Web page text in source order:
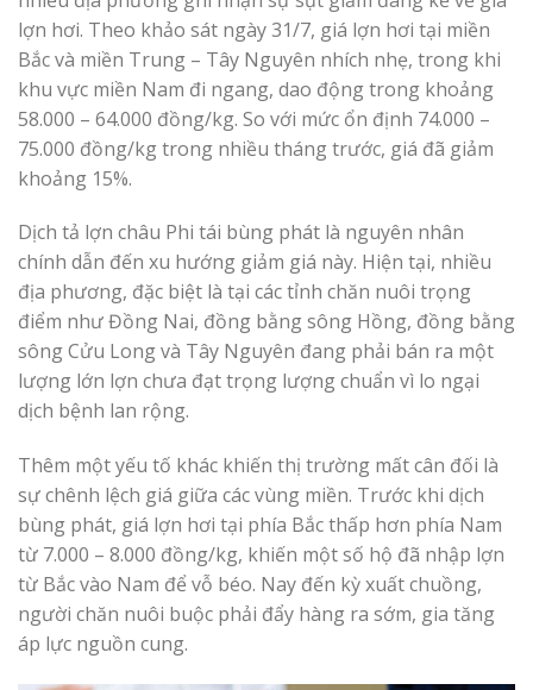
lợn hơi. Theo khảo sát ngày 31/7, giá lợn hơi tại miền
Bắc và miền Trung – Tây Nguyên nhích nhẹ, trong khi
khu vực miền Nam đi ngang, dao động trong khoảng
58.000 – 64.000 đồng/kg. So với mức ổn định 74.000 –
75.000 đồng/kg trong nhiều tháng trước, giá đã giảm
khoảng 15%.
Dịch tả lợn châu Phi tái bùng phát là nguyên nhân
chính dẫn đến xu hướng giảm giá này. Hiện tại, nhiều
địa phương, đặc biệt là tại các tỉnh chăn nuôi trọng
điểm như Đồng Nai, đồng bằng sông Hồng, đồng bằng
sông Cửu Long và Tây Nguyên đang phải bán ra một
lượng lớn lợn chưa đạt trọng lượng chuẩn vì lo ngại
dịch bệnh lan rộng.
Thêm một yếu tố khác khiến thị trường mất cân đối là
sự chênh lệch giá giữa các vùng miền. Trước khi dịch
bùng phát, giá lợn hơi tại phía Bắc thấp hơn phía Nam
từ 7.000 – 8.000 đồng/kg, khiến một số hộ đã nhập lợn
từ Bắc vào Nam để vỗ béo. Nay đến kỳ xuất chuồng,
người chăn nuôi buộc phải đẩy hàng ra sớm, gia tăng
áp lực nguồn cung.